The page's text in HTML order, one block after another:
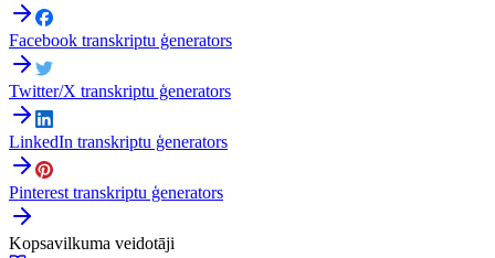
Facebook transkriptu ģenerators
Twitter/X transkriptu ģenerators
LinkedIn transkriptu ģenerators
Pinterest transkriptu ģenerators
Kopsavilkuma veidotāji